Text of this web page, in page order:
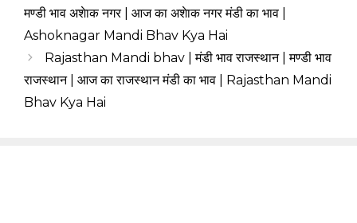
मण्डी भाव अशेाक नगर | आज का अशेाक नगर मंडी का भाव |
Ashoknagar Mandi Bhav Kya Hai
Rajasthan Mandi bhav | मंडी भाव राजस्थान | मण्डी भाव
राजस्थान | आज का राजस्थान मंडी का भाव | Rajasthan Mandi
Bhav Kya Hai